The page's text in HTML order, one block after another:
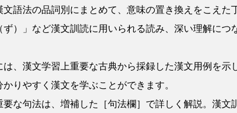
語法の品詞別にまとめて、意味の置き換えをこえた
）」など漢文訓読に用いられる読み、深い理解につ
、漢文学習上重要な古典から採録した漢文用例を示
りやすく漢文を学ぶことができます。
な句法は、増補した［句法欄］で詳しく解説。漢文